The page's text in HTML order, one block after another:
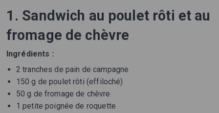
1. Sandwich au poulet rôti et au
fromage de chèvre
Ingrédients :
2 tranches de pain de campagne
150 g de poulet rôti (effiloché)
50 g de fromage de chèvre
1 petite poignée de roquette